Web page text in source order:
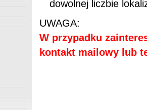
dowolnej liczbie
UWAGA:
W przypadku
kontakt mailowy lub